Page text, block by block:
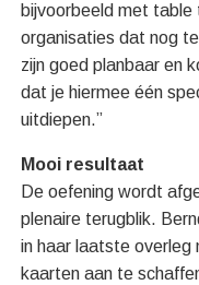
bijvoorbeeld met table
organisaties dat nog
zijn goed planbaar en
dat je hiermee één
uitdiepen.”
Mooi resultaat
De oefening wordt
plenaire terugblik.
in haar laatste overleg
kaarten aan te